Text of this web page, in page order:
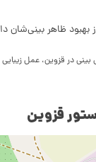
بهبود ظاهر بینی‌شان
بینی در قزوین، عمل زیبایی
قزوین